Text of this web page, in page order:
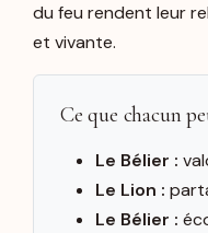
du feu rendent leur
et vivante.
Ce que chacun
Le Bélier :
Le Lion :
Le Bélier :